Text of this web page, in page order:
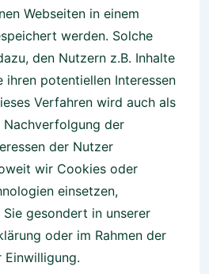
Webseiten in einem
werden. Solche
den Nutzern z.B. Inhalte
ihren potentiellen Interessen
Verfahren wird auch als
Nachverfolgung der
der Nutzer
wir Cookies oder
einsetzen,
gesondert in unserer
oder im Rahmen der
Einwilligung.